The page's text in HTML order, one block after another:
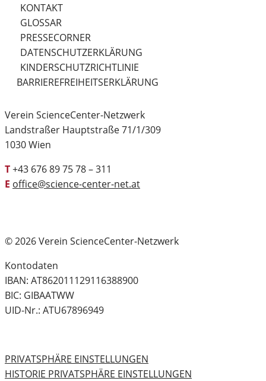
KONTAKT
GLOSSAR
PRESSECORNER
DATENSCHUTZERKLÄRUNG
KINDERSCHUTZRICHTLINIE
BARRIEREFREIHEITSERKLÄRUNG
Verein ScienceCenter-Netzwerk
Landstraßer Hauptstraße 71/1/309
1030 Wien
T+43 676 89 75 78 – 311
E office@science-center-net.at
© 2026 Verein ScienceCenter-Netzwerk
Kontodaten
IBAN: AT862011129116388900
BIC: GIBAATWW
UID-Nr.: ATU67896949
PRIVATSPHÄRE EINSTELLUNGEN
HISTORIE PRIVATSPHÄRE EINSTELLUNGEN